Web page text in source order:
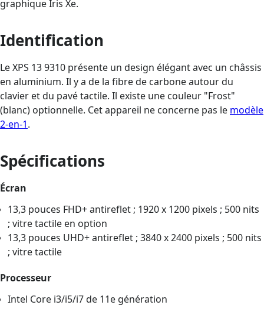
graphique Iris Xe.
Identification
Le XPS 13 9310 présente un design élégant avec un châssis
en aluminium. Il y a de la fibre de carbone autour du
clavier et du pavé tactile. Il existe une couleur "Frost"
(blanc) optionnelle. Cet appareil ne concerne pas le modèle
2-en-1.
Spécifications
Écran
13,3 pouces FHD+ antireflet ; 1920 x 1200 pixels ; 500 nits
; vitre tactile en option
13,3 pouces UHD+ antireflet ; 3840 x 2400 pixels ; 500 nits
; vitre tactile
Processeur
Intel Core i3/i5/i7 de 11e génération